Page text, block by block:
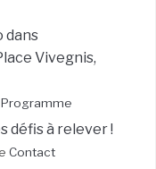
dans
Vivegnis,
Programme
défis à relever !
Contact